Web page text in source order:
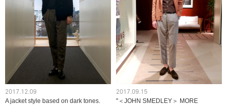
2017.12.09
A jacket style based on dark tones.
2017.09.15
"＜JOHN SMEDLEY＞ MORE